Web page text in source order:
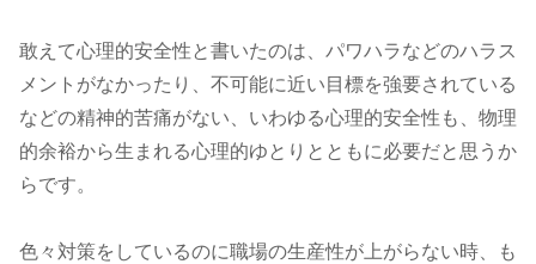
敢えて心理的安全性と書いたのは、パワハラなどのハラス
メントがなかったり、不可能に近い目標を強要されている
などの精神的苦痛がない、いわゆる心理的安全性も、物理
的余裕から生まれる心理的ゆとりとともに必要だと思うか
らです。
色々対策をしているのに職場の生産性が上がらない時、も